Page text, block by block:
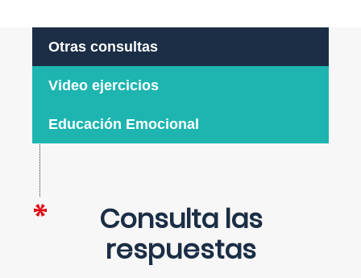
Otras consultas
Video ejercicios
Educación Emocional
Consulta las
respuestas